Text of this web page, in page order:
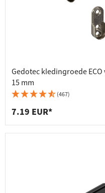
Gedotec kledingroede
15 mm
(467)
7.19 EUR*